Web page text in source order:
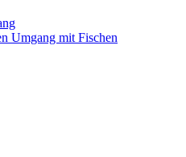
Umgang mit Fischen